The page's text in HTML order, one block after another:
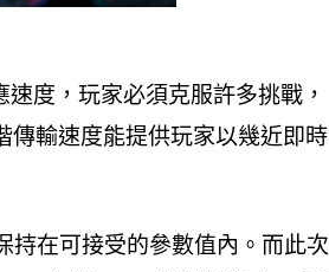
度，玩家必須克服許多挑戰，
傳輸速度能提供玩家以幾近即時
持在可接受的參數值內。而此次